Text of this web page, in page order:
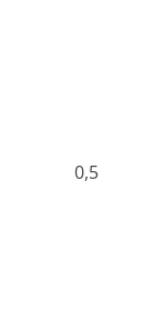
0,5